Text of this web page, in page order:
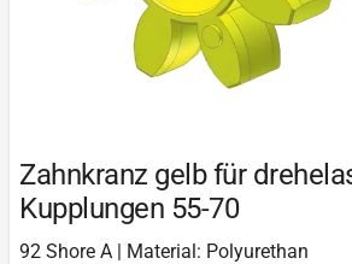
Zahnkranz gelb für
Kupplungen 55-70
92 Shore A | Material: Polyurethan